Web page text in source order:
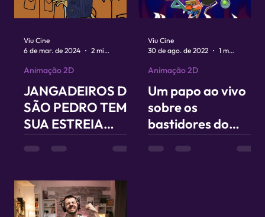
JANGADEIROS DE
SÃO PEDRO TEM
SUA ESTREIA
MARÇO
Animação 2D
Viu Cine
6 de mar. de 2024
2 min de leitura
Um papo ao vivo
sobre os
bastidores do
animação
Animação 2D
Viu Cine
30 de ago. de 2022
1 min de leitura